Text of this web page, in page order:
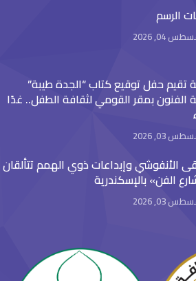
الرسم
04, 2026
تقيم حفل توقيع كتاب “الجدة طيبة”
الفنون بمقر القومي لثقافة الطفل.. غدًا
03, 2026
الأنفوشي وإبداعات ذوي الهمم تتألقان
الفن» بالإسكندرية
03, 2026